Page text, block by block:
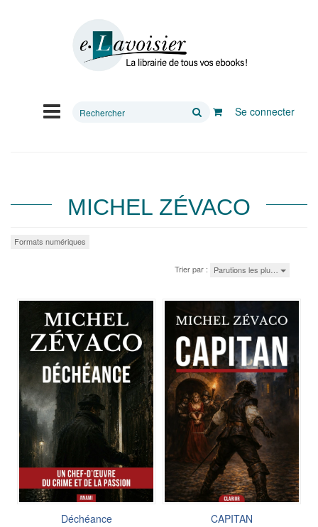
Rechercher
Se connecter
MICHEL ZÉVACO
Formats numériques
Trier par : Parutions les plu…
Déchéance CAPITAN